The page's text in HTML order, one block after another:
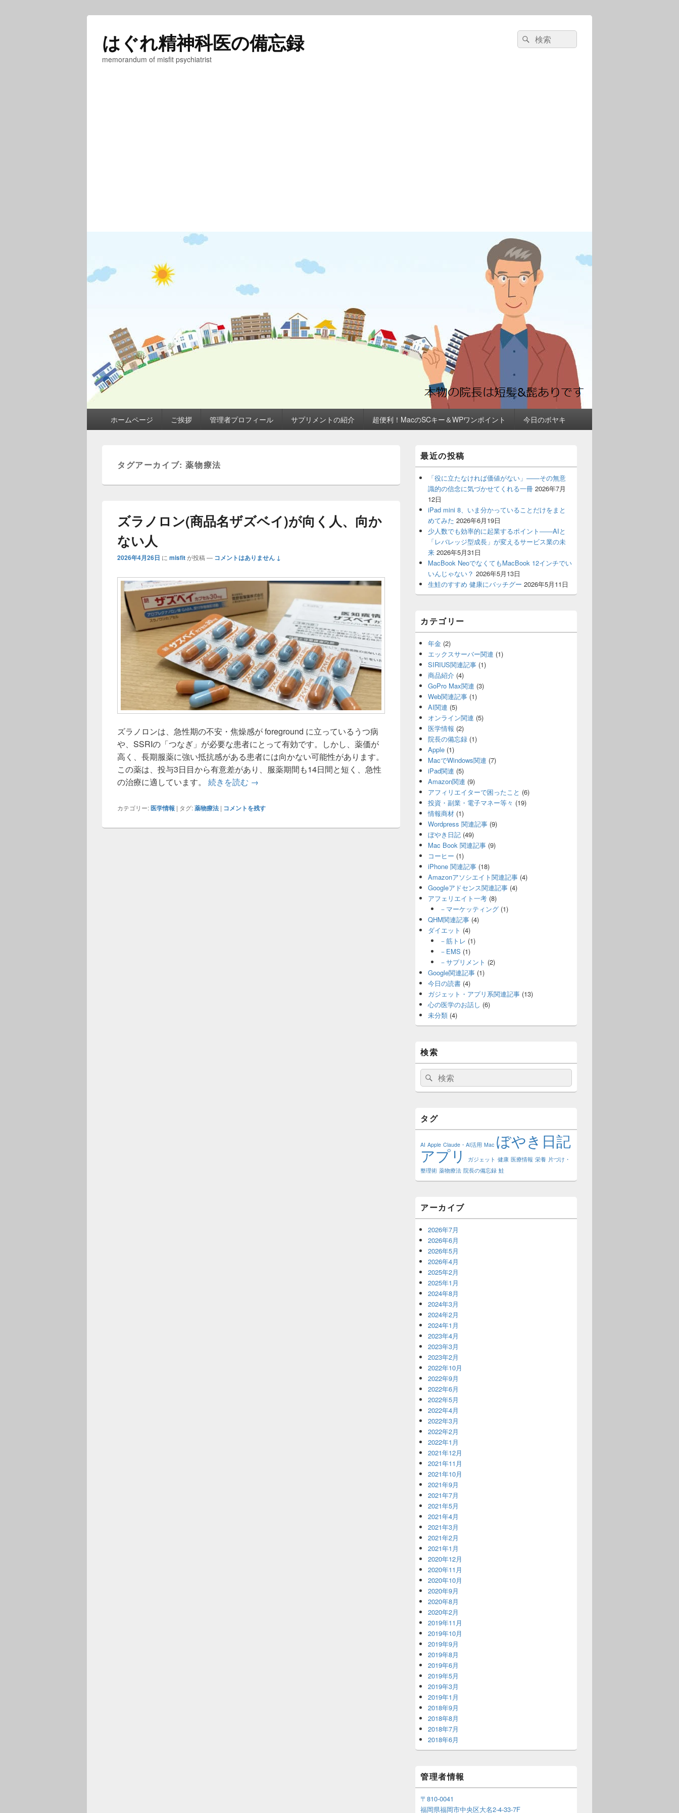
はぐれ精神科医の備忘録
memorandum of misfit psychiatrist
検
索:
検
索
ホームページ ご挨拶 管理者プロフィール サプリメントの紹介 超便利！MacのSCキー＆WPワンポイント 今日のボヤキ
タグアーカイブ:薬物療法
ズラノロン(商品名ザズベイ)が向く人、向か
ない人
2026年4月26日 に misfitが投稿 — コメントはありません ↓
ズラノロンは、急性期の不安・焦燥感が foreground に立っているうつ病
や、SSRIの「つなぎ」が必要な患者にとって有効です。しかし、薬価が
高く、長期服薬に強い抵抗感がある患者には向かない可能性があります。
この薬は、投与3日目から有意差があり、服薬期間も14日間と短く、急性
の治療に適しています。 続きを読む ズラノロン(商品名ザズベイ)が向く人、向かない人
→
カテゴリー:医学情報 | タグ:薬物療法 | コメントを残す
イ
ン
サ
ー
ィ
ト
リ
ア
最近の投稿
「役に立たなければ価値がない」——その無意
識的の信念に気づかせてくれる一冊 2026年7月
12日
iPad mini 8、いま分かっていることだけをまと
めてみた 2026年6月19日
少人数でも効率的に起業するポイント――AIと
「レバレッジ型成長」が変えるサービス業の未
来 2026年5月31日
MacBook NeoでなくてもMacBook 12インチでい
いんじゃない？ 2026年5月13日
生鮭のすすめ 健康にバッチグー 2026年5月11日
カテゴリー
年金 (2)
エックスサーバー関連 (1)
SIRIUS関連記事 (1)
商品紹介 (4)
GoPro Max関連 (3)
Web関連記事 (1)
AI関連 (5)
オンライン関連 (5)
医学情報 (2)
院長の備忘録 (1)
Apple (1)
MacでWindows関連 (7)
iPad関連 (5)
Amazon関連 (9)
アフィリエイターで困ったこと (6)
投資・副業・電子マネー等々 (19)
情報商材 (1)
Wordpress 関連記事 (9)
ぼやき日記 (49)
Mac Book 関連記事 (9)
コーヒー (1)
iPhone 関連記事 (18)
Amazonアソシエイト関連記事 (4)
Googleアドセンス関連記事 (4)
アフェリエイト一考 (8)
－マーケッティング(1)
QHM関連記事 (4)
ダイエット (4)
－筋トレ (1)
－EMS (1)
－サプリメント (2)
Google関連記事 (1)
今日の読書 (4)
ガジェット・アプリ系関連記事 (13)
心の医学のお話し (6)
未分類 (4)
検索
検
索:
検
索
タグ
AI Apple Claude・AI活用 Mac ぼやき日記
アプリ ガジェット 健康 医療情報 栄養 片づけ・
整理術 薬物療法 院長の備忘録 鮭
アーカイブ
2026年7月
2026年6月
2026年5月
2026年4月
2025年2月
2025年1月
2024年8月
2024年3月
2024年2月
2024年1月
2023年4月
2023年3月
2023年2月
2022年10月
2022年9月
2022年6月
2022年5月
2022年4月
2022年3月
2022年2月
2022年1月
2021年12月
2021年11月
2021年10月
2021年9月
2021年7月
2021年5月
2021年4月
2021年3月
2021年2月
2021年1月
2020年12月
2020年11月
2020年10月
2020年9月
2020年8月
2020年2月
2019年11月
2019年10月
2019年9月
2019年8月
2019年6月
2019年5月
2019年3月
2019年1月
2018年9月
2018年8月
2018年7月
2018年6月
管理者情報
〒810-0041
福岡県福岡市中央区大名2-4-33-7F